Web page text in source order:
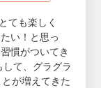
ても楽しく
い！と思っ
慣がついてき
て、グラグラ
が増えてきた